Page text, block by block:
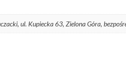
ul. Kupiecka 63, Zielona Góra,